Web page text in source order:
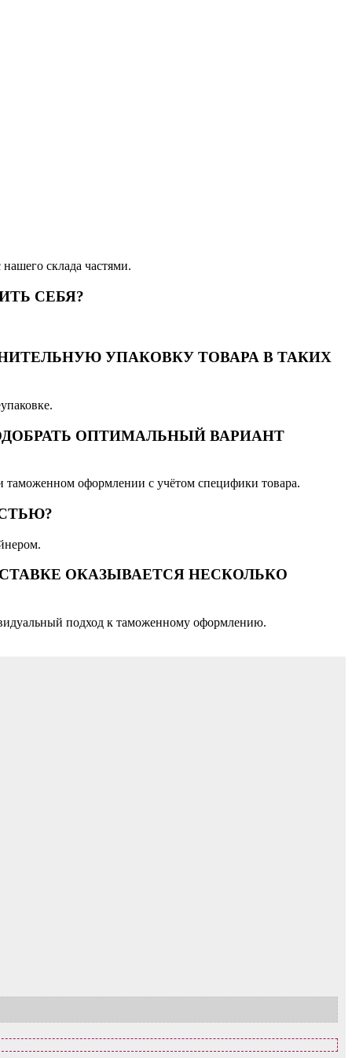
склада частями.
СЕБЯ?
УПАКОВКУ ТОВАРА В ТАКИХ
ОПТИМАЛЬНЫЙ ВАРИАНТ
оформлении с учётом специфики товара.
ОКАЗЫВАЕТСЯ НЕСКОЛЬКО
подход к таможенному оформлению.